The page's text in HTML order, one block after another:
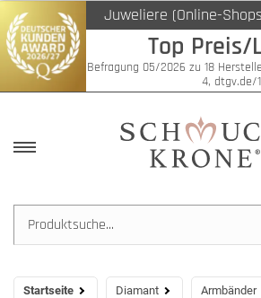
Juweliere (Online-
Top Preis/
Befragung 05/2026 zu 18
4, dtgv.de/
Startseite Diamant Armbänder